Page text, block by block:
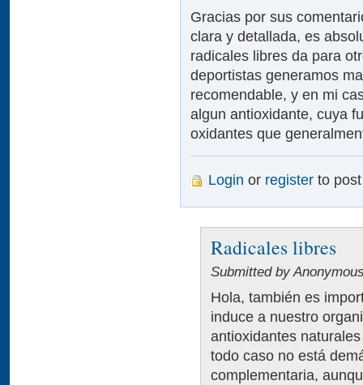
Gracias por sus
clara y detallada, es
radicales libres da para
deportistas generamos
recomendable, y en mi
algun antioxidante, cuya
oxidantes que
Login or register to
Radicales libres
Submitted by
Hola, también es
induce a nuestro
antioxidantes
todo caso no está
complementaria,